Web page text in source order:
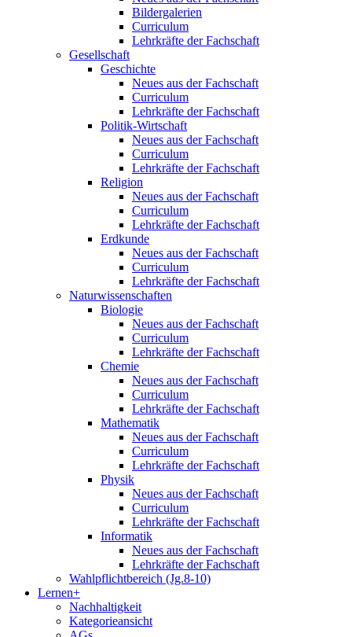
Bildergalerien
Curriculum
Lehrkräfte der Fachschaft
Gesellschaft
Geschichte
Neues aus der Fachschaft
Curriculum
Lehrkräfte der Fachschaft
Politik-Wirtschaft
Neues aus der Fachschaft
Curriculum
Lehrkräfte der Fachschaft
Religion
Neues aus der Fachschaft
Curriculum
Lehrkräfte der Fachschaft
Erdkunde
Neues aus der Fachschaft
Curriculum
Lehrkräfte der Fachschaft
Naturwissenschaften
Biologie
Neues aus der Fachschaft
Curriculum
Lehrkräfte der Fachschaft
Chemie
Neues aus der Fachschaft
Curriculum
Lehrkräfte der Fachschaft
Mathematik
Neues aus der Fachschaft
Curriculum
Lehrkräfte der Fachschaft
Physik
Neues aus der Fachschaft
Curriculum
Lehrkräfte der Fachschaft
Informatik
Neues aus der Fachschaft
Lehrkräfte der Fachschaft
Wahlpflichtbereich (Jg.8-10)
Lernen+
Nachhaltigkeit
Kategorieansicht